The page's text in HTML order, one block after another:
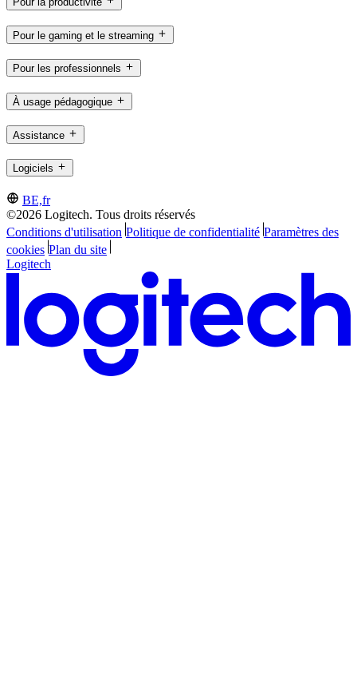
Pour le gaming et le streaming
Pour les professionnels
À usage pédagogique
Assistance
Logiciels
BE,fr
©2026 Logitech. Tous droits réservés
Conditions d'utilisation Politique de confidentialité Paramètres des
cookies Plan du site
Logitech